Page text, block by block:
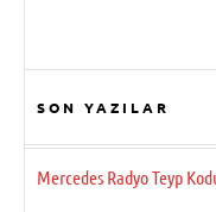
SON YAZILAR
Mercedes Radyo Teyp